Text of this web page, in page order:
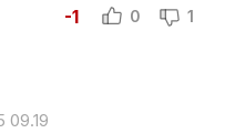
-1 0 1
09.19